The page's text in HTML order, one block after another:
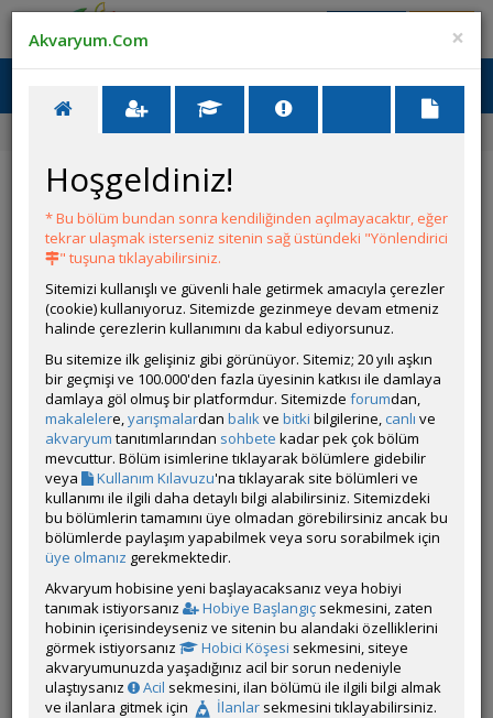
Ana Menü
Ana Sayfa
Tanganyika İlanları
Tanganyika İlanları
YENİ İLAN TÜR SEÇ
İlan Nasıl Verilir? - İlan Sisteminin Özellikleri
YazanAkvaryum.Com
Cyp. Microlepidotus Kiriza Yavru
İlan VerenHiko
Altolamprologus calvus (Calvus), Altolamprologus
compressiceps, Cyprichromis microlepidotus
Yıldız Safir..lupingu..star Shaphire Cichlids
İlan Verennyzcandan
Neolamprologus pulcher (Daffodil),Placidochromis
phenochilus,Aulonocara stuartgranti (Usisya)
Neolamprologus Pulcher (daffodil) Yavrusu
İlan Verenemree06
Neolamprologus brichardi (Brichardi)
×
Akvaryum.Com
Hoşgeldiniz!
* Bu bölüm bundan sonra kendiliğinden açılmayacaktır, eğer
tekrar ulaşmak isterseniz sitenin sağ üstündeki "Yönlendirici
" tuşuna tıklayabilirsiniz.
Sitemizi kullanışlı ve güvenli hale getirmek amacıyla çerezler
(cookie) kullanıyoruz. Sitemizde gezinmeye devam etmeniz
halinde çerezlerin kullanımını da kabul ediyorsunuz.
Bu sitemize ilk gelişiniz gibi görünüyor. Sitemiz; 20 yılı aşkın
bir geçmişi ve 100.000'den fazla üyesinin katkısı ile damlaya
damlaya göl olmuş bir platformdur. Sitemizde forumdan,
makalelere,yarışmalardan balıkve bitki bilgilerine, canlı ve
akvaryum tanıtımlarından sohbete kadar pek çok bölüm
mevcuttur. Bölüm isimlerine tıklayarak bölümlere gidebilir
veya
Kullanım Kılavuzu'na tıklayarak site bölümleri ve
kullanımı ile ilgili daha detaylı bilgi alabilirsiniz. Sitemizdeki
bu bölümlerin tamamını üye olmadan görebilirsiniz ancak bu
bölümlerde paylaşım yapabilmek veya soru sorabilmek için
üye olmanız gerekmektedir.
Akvaryum hobisine yeni başlayacaksanız veya hobiyi
tanımak istiyorsanız
Hobiye Başlangıç sekmesini, zaten
hobinin içerisindeyseniz ve sitenin bu alandaki özelliklerini
görmek istiyorsanız
Hobici Köşesi sekmesini, siteye
akvaryumunuzda yaşadığınız acil bir sorun nedeniyle
ulaştıysanız
Acil sekmesini, ilan bölümü ile ilgili bilgi almak
ve ilanlara gitmek için
İlanlar sekmesini tıklayabilirsiniz.